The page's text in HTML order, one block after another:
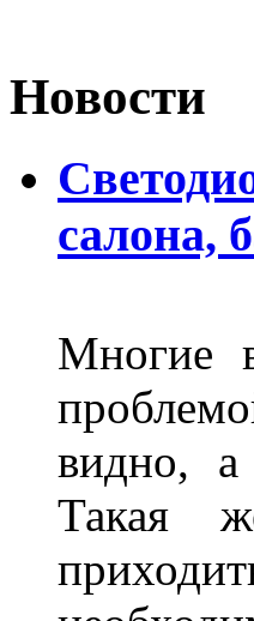
Новости
салона,
Многие
видно, а
Такая